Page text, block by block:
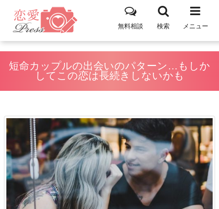
メニュー
検索
無料相談
短命カップルの出会いのパターン…もしか
してこの恋は長続きしないかも